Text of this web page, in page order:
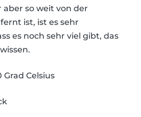
aber so weit von der
ist, ist es sehr
es noch sehr viel gibt, das
Celsius